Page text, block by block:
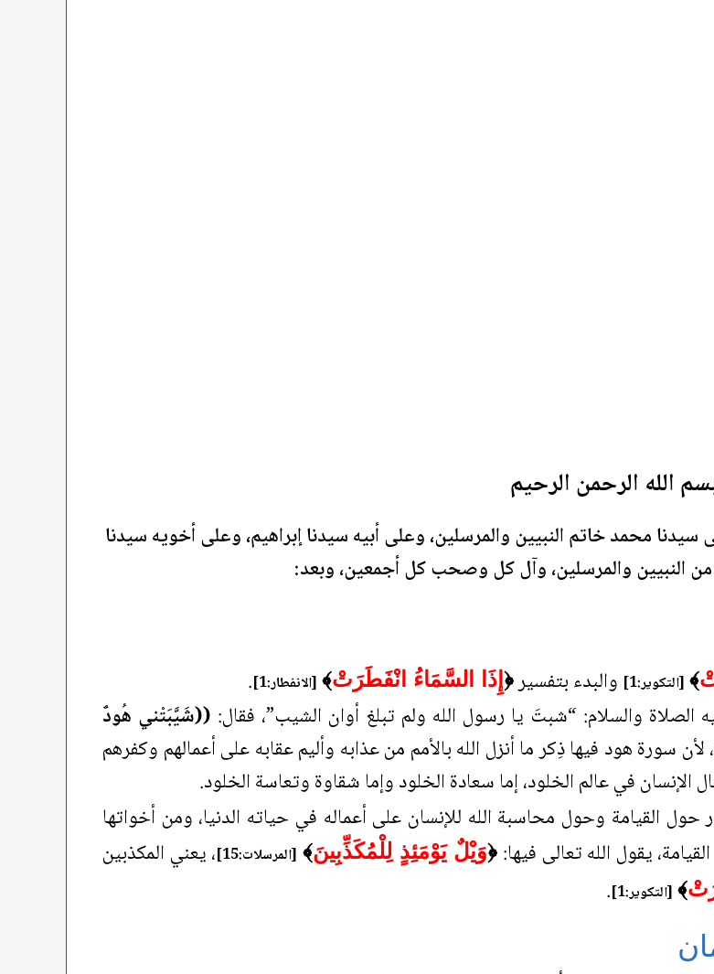
الله الرحمن الرحيم
محمد خاتم النبيين والمرسلين، وعلى أبيه سيدنا إبراهيم، وعلى أخويه سيدنا
النبيين والمرسلين، وآل كل وصحب كل أجمعين، وبعد:
﴾ [التكوير:1] والبدء بتفسير﴿ إِذَا السَّمَاءُ انْفَطَرَتْ﴾ [الانفطار:1]
.
الصلاة والسلام: “شبتَ يا رسول الله ولم تبلغ أوان الشيب”، فقال: ((شَيَّبَتْني هُودٌ
سورة هود فيها ذِكر ما أنزل الله بالأمم من عذابه وأليم عقابه على أعمالهم وكفرهم
في عالم الخلود، إما سعادة الخلود وإما شقاوة وتعاسة الخلود.
حول القيامة وحول محاسبة الله للإنسان على أعماله في حياته الدنيا، ومن أخواتها
يقول الله تعالى فيها: ﴿وَيْلٌ يَوْمَئِذٍ لِلْمُكَذِّبِينَ﴾ [المرسلات:15]
، يعني المكذبين
﴾ [التكوير:1] .